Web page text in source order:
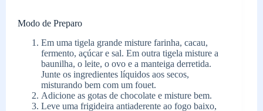
Modo de Preparo
Em uma tigela grande misture farinha, cacau,
fermento, açúcar e sal. Em outra tigela misture a
baunilha, o leite, o ovo e a manteiga derretida.
Junte os ingredientes líquidos aos secos,
misturando bem com um fouet.
Adicione as gotas de chocolate e misture bem.
Leve uma frigideira antiaderente ao fogo baixo,